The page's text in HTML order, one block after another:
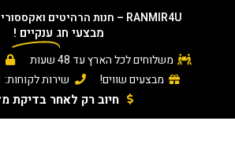
RANMIR4U – חנות הרהיטים ואקססוריז הטובה ביותר
מבצעי חג ענקיים !
משלוחים לכל הארץ עד 48 שעות
מבצעים שווים!
שירות לקוחות: 050-2482181
חיוב רק לאחר בדיקת